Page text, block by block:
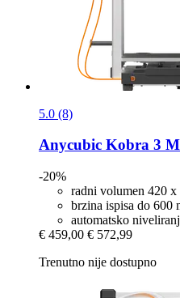
5.0 (8)
Anycubic Kobra 3
-20%
radni volumen 420
brzina ispisa do 600
automatsko
€ 459,00 € 572,99
Trenutno nije dostupno